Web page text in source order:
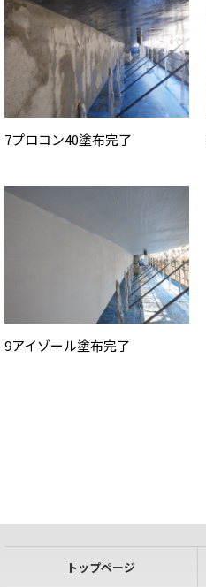
7プロコン40塗布完了
9アイゾール塗布完了
トップページ